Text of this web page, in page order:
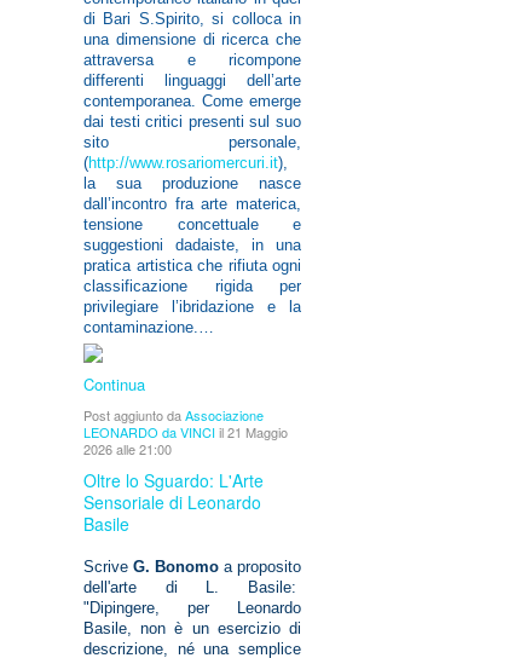
di Bari S.Spirito, si colloca in
una dimensione di ricerca che
attraversa e ricompone
differenti linguaggi dell’arte
contemporanea. Come emerge
dai testi critici presenti sul suo
sito personale,
(http://www.rosariomercuri.it),
la sua produzione nasce
dall’incontro fra arte materica,
tensione concettuale e
suggestioni dadaiste, in una
pratica artistica che rifiuta ogni
classificazione rigida per
privilegiare l’ibridazione e la
contaminazione.…
Continua
Post aggiunto daAssociazione
LEONARDO da VINCIil 21 Maggio
2026 alle 21:00
Oltre lo Sguardo: L'Arte
Sensoriale di Leonardo
Basile
Scrive G. Bonomo a proposito
dell'arte di L. Basile:
"Dipingere, per Leonardo
Basile, non è un esercizio di
descrizione, né una semplice